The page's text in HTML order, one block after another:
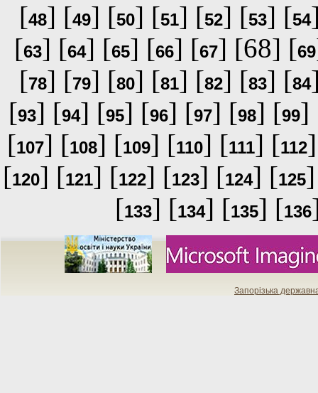
[48] [49] [50] [51] [52] [53] [54
[63] [64] [65] [66] [67] [68] [69
[78] [79] [80] [81] [82] [83] [84
[93] [94] [95] [96] [97] [98] [99]
[107] [108] [109] [110] [111] [112
[120] [121] [122] [123] [124] [125
[133] [134] [135] [136
Запорізька